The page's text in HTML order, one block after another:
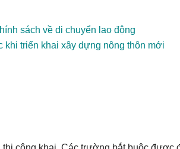
sách về di chuyển lao động
khi triển khai xây dựng nông thôn mới